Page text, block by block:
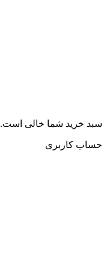
سبد خرید شما خالی است.
حساب کاربری